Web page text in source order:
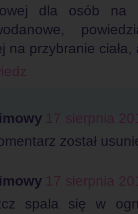
dla osób
na przybranie
17 sierpnia
został
17 sierpnia
spala się w